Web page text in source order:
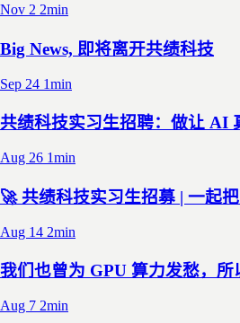
Nov 2 2min
Big News, 即将离开共绩科技
Sep 24 1min
共绩科技实习生招聘：做让 AI
Aug 26 1min
🚀 共绩科技实习生招募 | 一起
Aug 14 2min
我们也曾为 GPU 算力发愁，所
Aug 7 2min